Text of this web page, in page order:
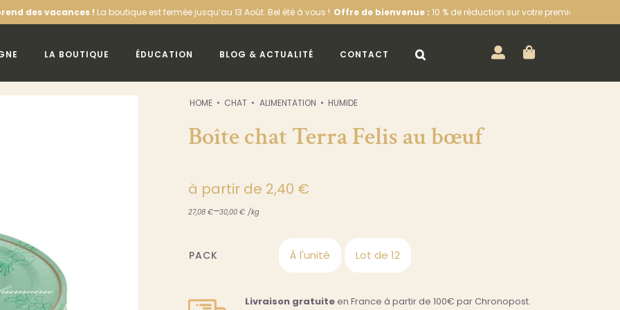
!La boutique est fermée jusqu’au 13 Août. Bel été à vous ! Offre de bienvenue :10 % de réduction sur votre première commande sur l’eshop
LA BOUTIQUE ÉDUCATION BLOG & ACTUALITÉ CONTACT
HOME CHAT ALIMENTATION HUMIDE
Boîte chat Terra Felis au bœuf
à partir de 2,40 €
27,08 €–30,00 € /kg
PACK À l'unité Lot de 12
Livraison gratuite en France à partir de 100€ par Chronopost.